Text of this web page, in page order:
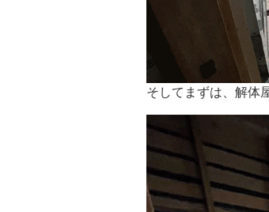
そしてまずは、解体